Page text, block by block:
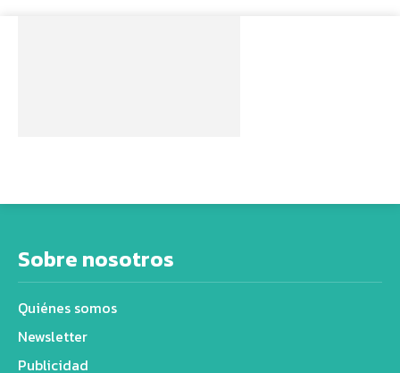
Sobre nosotros
Quiénes somos
Newsletter
Publicidad